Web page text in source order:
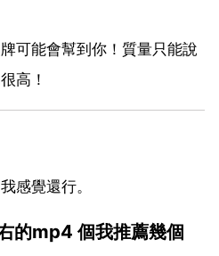
可能會幫到你！質量只能說
高！
感覺還行。
的mp4 個我推薦幾個